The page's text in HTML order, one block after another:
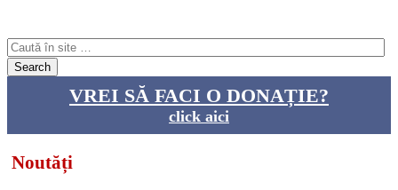
VREI SĂ FACI O DONAȚIE?
click aici
Noutăți